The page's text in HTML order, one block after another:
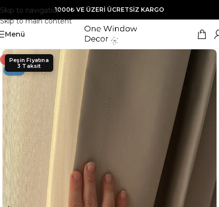
Skip to navigation
Skip to main content
1000₺ VE ÜZERİ ÜCRETSİZ KARGO
Menü
- 26%
YENI